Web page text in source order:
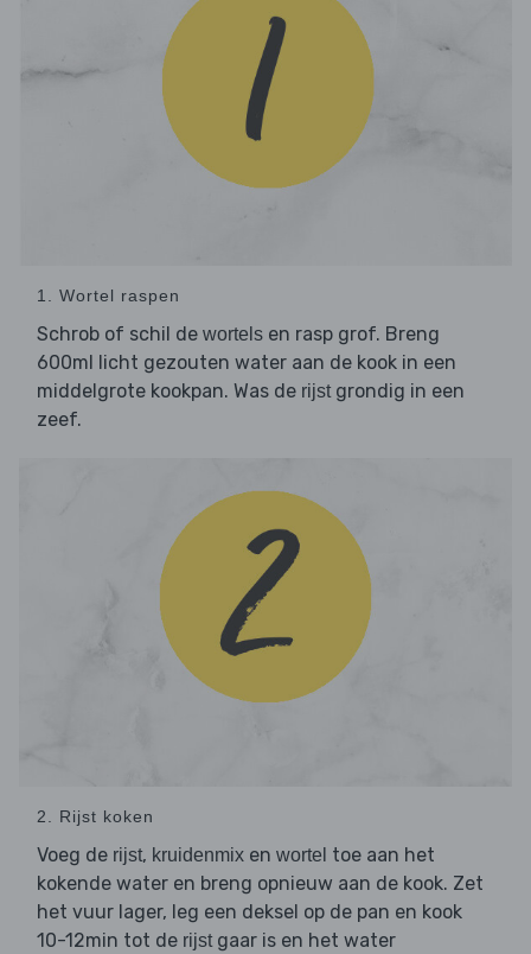
1. Wortel raspen
Schrob of schil de wortels en rasp grof. Breng
600ml licht gezouten water aan de kook in een
middelgrote kookpan. Was de rijst grondig in een
zeef.
2. Rijst koken
Voeg de rijst, kruidenmix en wortel toe aan het
kokende water en breng opnieuw aan de kook. Zet
het vuur lager, leg een deksel op de pan en kook
10-12min tot de rijstgaar is en het water